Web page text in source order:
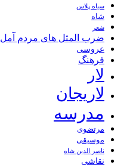
سیاه پلاس
شاه
شعر
ضرب المثل های مردم آمل
عروسی
فرهنگ
لار
لاریجان
مدرسه
مرتضوی
موسیقی
ناصر الدین شاه
نقاشی